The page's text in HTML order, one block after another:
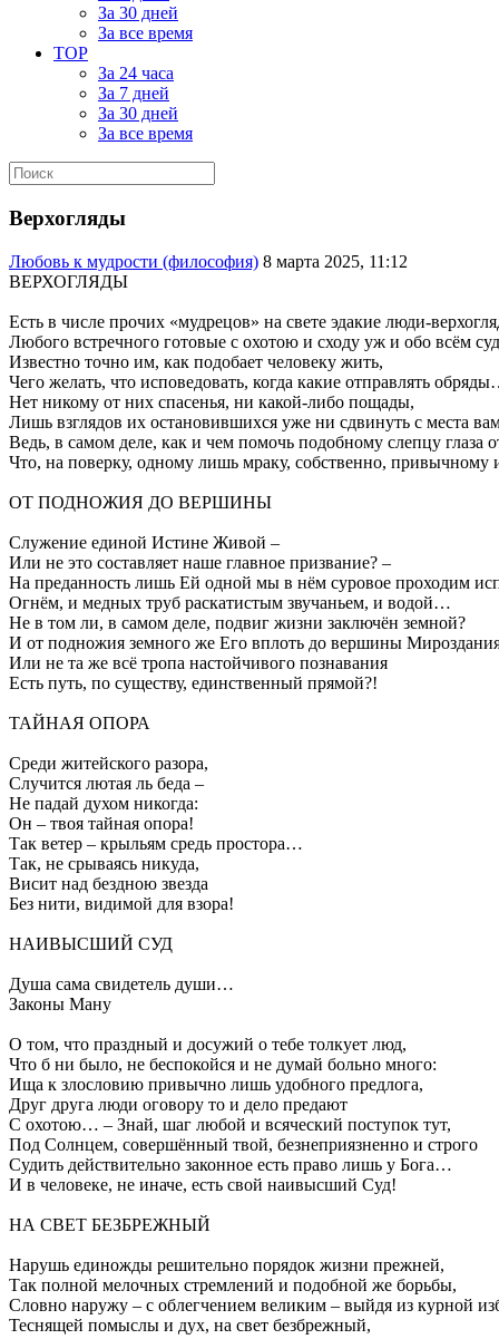
За 30 дней
За все время
TOP
За 24 часа
За 7 дней
За 30 дней
За все время
Верхогляды
Любовь к мудрости (философия) 8 марта 2025, 11:12
ВЕРХОГЛЯДЫ
Есть в числе прочих «мудрецов» на свете эдакие люди-
Любого встречного готовые с охотою и сходу уж и обо всём
Известно точно им, как подобает человеку жить,
Чего желать, что исповедовать, когда какие отправлять
Нет никому от них спасенья, ни какой-либо пощады,
Лишь взглядов их остановившихся уже ни сдвинуть с места
Ведь, в самом деле, как и чем помочь подобному слепцу глаза
Что, на поверку, одному лишь мраку, собственно, привычному
ОТ ПОДНОЖИЯ ДО ВЕРШИНЫ
Служение единой Истине Живой –
Или не это составляет наше главное призвание? –
На преданность лишь Ей одной мы в нём суровое проходим
Огнём, и медных труб раскатистым звучаньем, и водой…
Не в том ли, в самом деле, подвиг жизни заключён земной?
И от подножия земного же Его вплоть до вершины
Или не та же всё тропа настойчивого познавания
Есть путь, по существу, единственный прямой?!
ТАЙНАЯ ОПОРА
Среди житейского разора,
Случится лютая ль беда –
Не падай духом никогда:
Он – твоя тайная опора!
Так ветер – крыльям средь простора…
Так, не срываясь никуда,
Висит над бездною звезда
Без нити, видимой для взора!
НАИВЫСШИЙ СУД
Душа сама свидетель души…
Законы Ману
О том, что праздный и досужий о тебе толкует люд,
Что б ни было, не беспокойся и не думай больно много:
Ища к злословию привычно лишь удобного предлога,
Друг друга люди оговору то и дело предают
С охотою… – Знай, шаг любой и всяческий поступок тут,
Под Солнцем, совершённый твой, безнеприязненно и строго
Судить действительно законное есть право лишь у Бога…
И в человеке, не иначе, есть свой наивысший Суд!
НА СВЕТ БЕЗБРЕЖНЫЙ
Нарушь единожды решительно порядок жизни прежней,
Так полной мелочных стремлений и подобной же борьбы,
Словно наружу – с облегчением великим – выйдя из курной
Теснящей помыслы и дух, на свет безбрежный,